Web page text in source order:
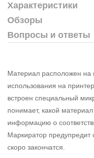
Характеристики
Обзоры
Вопросы и ответы
Материал расположен на
использования на
встроен специальный
понимает, какой
информацию о
Маркиратор
скоро закончатся.